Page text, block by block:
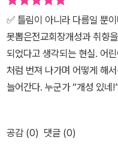
앞에 찾아가 치얼스 누나들을
만무하고 몰래 녹화장에 들어가려고 하
키고 만다. 동기의 우상이었
데 같이 밥도 먹게 된다. 그때 솔직
용기를 얻게 된다. 책은 동기처럼 어딘가 부족하
똘 뭉친 캐릭터를 통해 누구
오를 마음껏 할 수 있다는 것
어른이 되지 않고, 따뜻한 울타리 안에
어나거나 못난 사람이 아니
잘 보듬어주고, 다른 사람을
구나 행복한 삶을 일구어 갈
얻고 진정한 리더로 거듭난다
더 많았으면 좋겠다
✅ 틀림이 아니라 다름일 뿐
못뽑은전교회장개성과 취향
되었다고 생각되는 현실. 어린
처럼 번져 나가며 어떻게 해
늘어간다. 누군가 “개성 있네
시대에, 자기 자신을 마음껏
마주한다는 건 더없이 반갑고
공감 (0) 댓글 (0)